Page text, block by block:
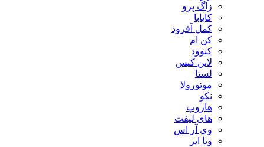
زاگ پرو
کایابا
کمل آفرود
کن ام
کنوود
لاین کیس
لستا
موتورولا
نکو
هاروپ
های لیفت
وی آر اس
ویا ایر